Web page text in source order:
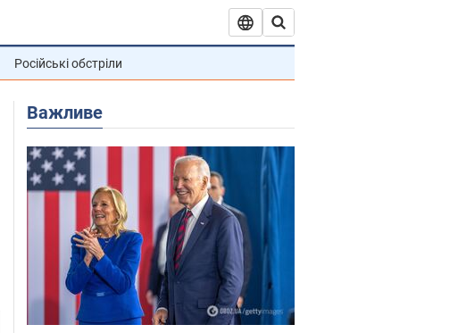
Російські обстріли
Важливе